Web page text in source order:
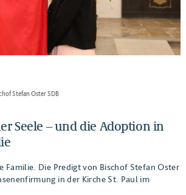
Stefan Oster SDB
Seele – und die Adoption in
Familie. Die Predigt von Bischof Stefan Oster
in der Kirche St. Paul im